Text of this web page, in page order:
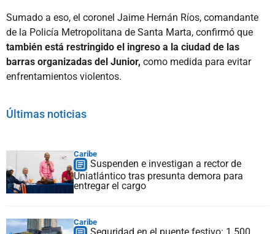
Sumado a eso, el coronel Jaime Hernán Ríos, comandante
de la Policía Metropolitana de Santa Marta, confirmó que
también está restringido el ingreso a la ciudad de las
barras organizadas del Junior, como medida para evitar
enfrentamientos violentos.
Últimas noticias
Caribe
Suspenden e investigan a rector de
Uniatlántico tras presunta demora para
entregar el cargo
Caribe